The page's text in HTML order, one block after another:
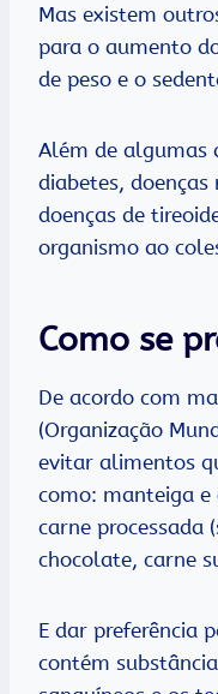
Mas existem
para o aumento
de peso e o
Além de algumas
diabetes, doenças
doenças de
organismo ao
Como se
De acordo com
(Organização
evitar alimentos
como: manteiga e
carne processada
chocolate, carne
E dar preferência
contém